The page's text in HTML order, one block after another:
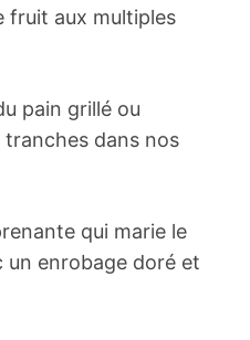
fruit aux multiples
pain grillé ou
dans nos
qui marie le
enrobage doré et